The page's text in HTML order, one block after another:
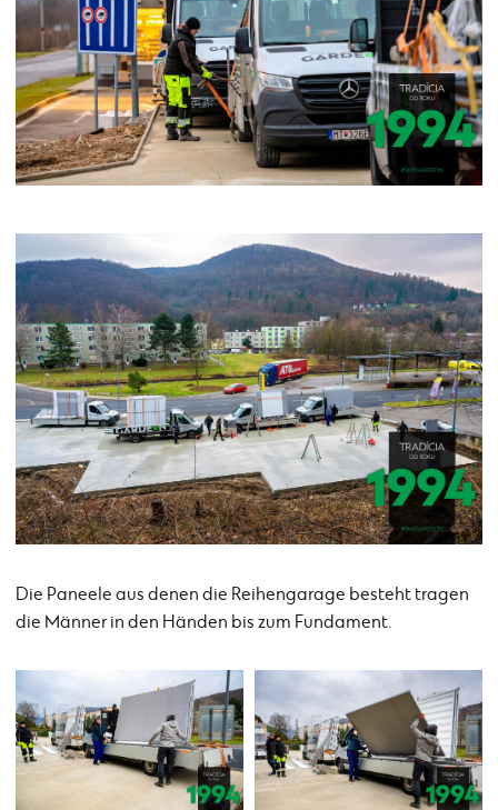
Die Paneele aus denen die Reihengarage besteht tragen
die Männer in den Händen bis zum Fundament.